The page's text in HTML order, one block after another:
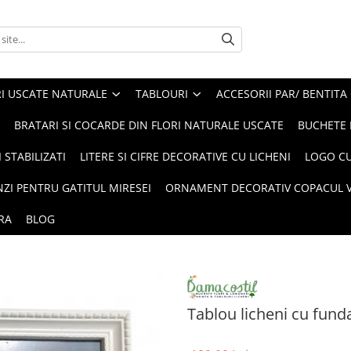
NATURALE TABLOURI ACCESORII PAR/ BENTITA
BRATARI SI COCARDE DIN FLORI NATURALE USCATE
LITERE SI CIFRE DECORATIVE CU LICHENI LOGO
PENTRU GATITUL MIRESEI ORNAMENT DECORATIV COPACUL
BLOG
Tablou licheni cu